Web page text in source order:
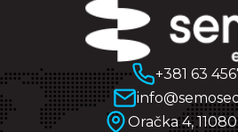
+381 63
Oračka 4,